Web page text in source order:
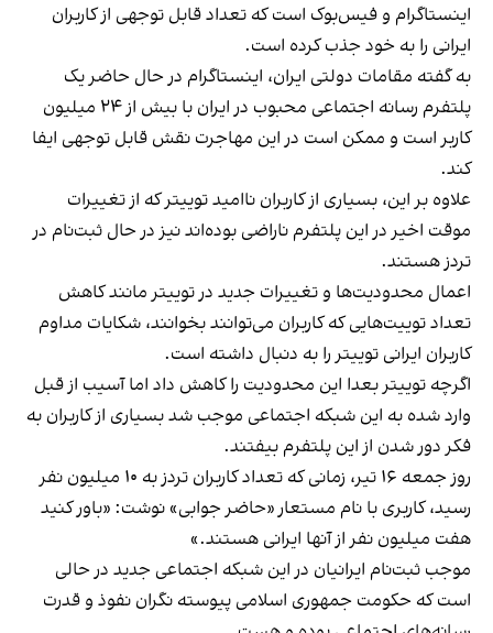
اینستاگرام و فیس‌بوک است که تعداد قابل توجهی از کاربران
ایرانی را به خود جذب کرده است.
به گفته مقامات دولتی ایران، اینستاگرام در حال حاضر یک
پلتفرم رسانه اجتماعی محبوب در ایران با بیش از ۲۴ میلیون
کاربر است و ممکن است در این مهاجرت نقش قابل توجهی ایفا
کند.
علاوه بر این، بسیاری از کاربران ناامید توییتر که از تغییرات
موقت اخیر در این پلتفرم ناراضی بوده‌اند نیز در حال ثبت‌نام در
تردز هستند.
اعمال محدودیت‌ها و تغییرات جدید در توییتر مانند کاهش
تعداد توییت‌هایی که کاربران می‌توانند بخوانند، شکایات مداوم
کاربران ایرانی توییتر را به دنبال داشته است.
اگرچه توییتر بعدا این محدودیت را کاهش داد اما آسیب از قبل
وارد شده به این شبکه اجتماعی موجب شد بسیاری از کاربران به
فکر دور شدن از این پلتفرم بیفتند.
روز جمعه ۱۶ تیر، زمانی که تعداد کاربران تردز به ۱۰ میلیون نفر
رسید، کاربری با نام مستعار «حاضر جوابی» نوشت: «باور کنید
هفت میلیون نفر از آنها ایرانی هستند.»
موجب ثبت‌نام ایرانیان در این شبکه اجتماعی جدید در حالی
است که حکومت جمهوری اسلامی پیوسته نگران نفوذ و قدرت